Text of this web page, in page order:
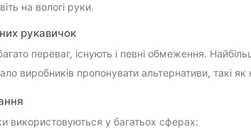
на вологі руки.
рукавичок
переваг, існують і певні обмеження.
виробників пропонувати альтернативи, такі як
використовуються у багатьох сферах: